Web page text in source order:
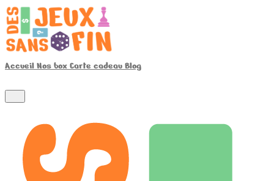
Accueil Nos box Carte cadeau Blog